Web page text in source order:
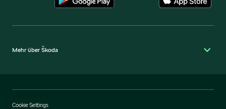
Mehr über Škoda
Cookie Settings